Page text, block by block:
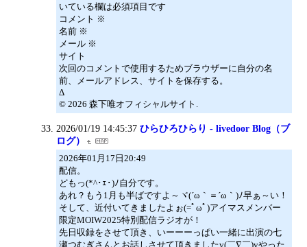
いている欄は必須項目です
コメント ※
名前 ※
メール ※
サイト
次回のコメントで使用するためブラウザーに自分の名
前、メールアドレス、サイトを保存する。
Δ
© 2026 森下唯オフィシャルサイト.
2026/01/19 14:45:37 ひらひろひらり - livedoor Blog（ブ
ログ）
2026年01月17日20:49
配信。
どもっ(*^･ｪ･)ﾉ自分です。
あれ？もう1月も半ばですよ～ヾ(´ω｀＝´ω｀)ﾉ早ぁ～い！
そして、近付いてきましたよぉ(=ﾟωﾟ)アイマスメンバー
限定MOIW2025特別配信ラジオが！
先日収録をさせて頂き、いーーーっぱい一緒に出演の七
瀬つむぎさんとお話しさせて頂きましたv(￣∇￣)vやった